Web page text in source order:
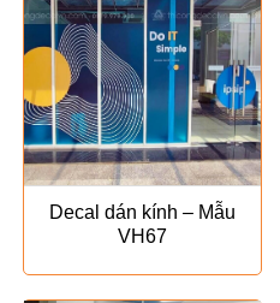
Decal dán kính – Mẫu
VH67